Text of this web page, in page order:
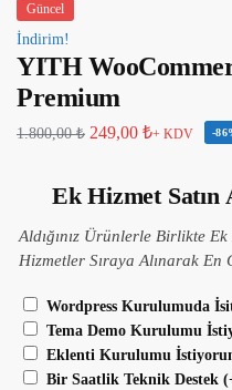
Güncel
İndirim!
YITH
Premium
1.800,00₺ 249,00 ₺+ KDV -
Ek Hizmet Satın
Aldığınız Ürünlerle Birlikte
Hizmetler Sıraya Alınarak En
Wordpress Kurulumuda
Tema Demo Kurulumu
Eklenti Kurulumu
Bir Saatlik Teknik Destek